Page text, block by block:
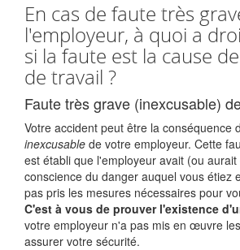
En cas de faute très
l'employeur, à quoi a
si la faute est la cause
de travail ?
Faute très grave (inexcusable)
Votre accident peut être la conséquence
inexcusable de votre employeur. Cette
est établi que l'employeur avait (ou aurait
conscience du danger auquel vous étiez
pas pris les mesures nécessaires pour
C'est à vous de prouver l'existence
votre employeur n'a pas mis en œuvre
assurer votre sécurité.